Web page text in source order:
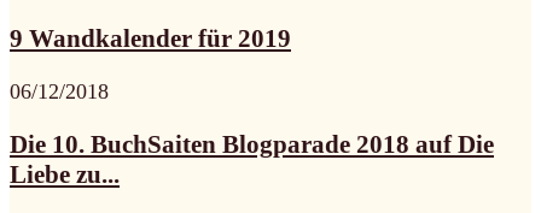
9 Wandkalender für 2019
06/12/2018
Die 10. BuchSaiten Blogparade 2018 auf Die
Liebe zu...